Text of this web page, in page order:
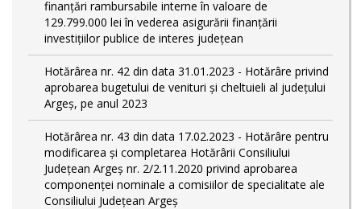
finanţări rambursabile interne în valoare de
129.799.000 lei în vederea asigurării finanţării
investiţiilor publice de interes judeţean
Hotărârea nr. 42 din data 31.01.2023 - Hotărâre privind
aprobarea bugetului de venituri şi cheltuieli al judeţului
Argeş, pe anul 2023
Hotărârea nr. 43 din data 17.02.2023 - Hotărâre pentru
modificarea și completarea Hotărârii Consiliului
Județean Argeș nr. 2/2.11.2020 privind aprobarea
componenței nominale a comisiilor de specialitate ale
Consiliului Județean Argeș